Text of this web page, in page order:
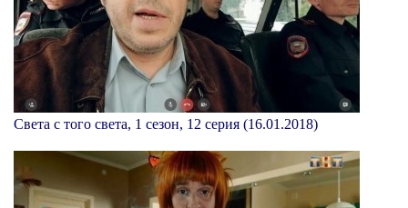
Света с того света, 1 сезон, 12 серия (16.01.2018)